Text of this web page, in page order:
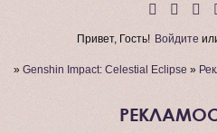
Привет, Гость! Войдите
» Genshin Impact: Celestial Eclipse »